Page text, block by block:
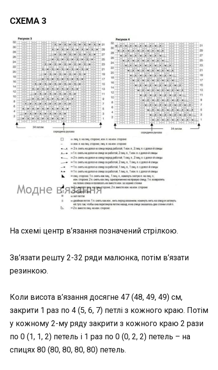
СХЕМА 3
На схемі центр в’язання позначений стрілкою.
Зв’язати решту 2-32 ряди малюнка, потім в’язати
резинкою.
Коли висота в’язання досягне 47 (48, 49, 49) см,
закрити 1 раз по 4 (5, 6, 7) петлі з кожного краю. Потім
у кожному 2-му ряду закрити з кожного краю 2 рази
по 0 (1, 1, 2) петель і 1 раз по 0 (0, 2, 2) петель – на
спицях 80 (80, 80, 80, 80) петель.